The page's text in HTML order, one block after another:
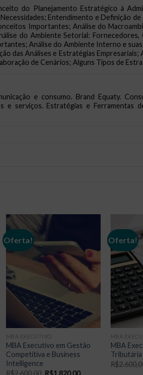
do Planejamento Estratégico à
Entendimento e Definição
Importantes; Análise do
do Ambiente Setorial:
Análise do Ambiente Interno e
das Análises e Estratégias
de Cenários; Alguns Tipos de
e consumo. Brand Equaty.
e serviços. Estratégias e Ferramentas
Oferta!
MBA EXECUTIVO
MBA Executivo em Gestão
Competitiva e Business
Intelligence
R$2.600,00 O
R$1.820,00O
Oferta!
MBA
MBA
Tributária
R$